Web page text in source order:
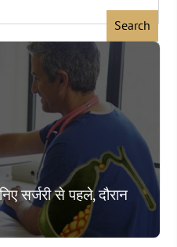
सर्जरी से पहले, दौरान